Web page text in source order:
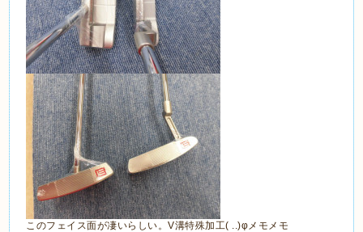
このフェイス面が凄いらしい。V溝特殊加工( ..)φメモメモ